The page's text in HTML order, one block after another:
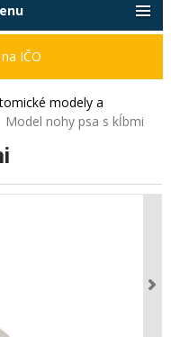
modely a
Model nohy psa s kĺbmi
IČO